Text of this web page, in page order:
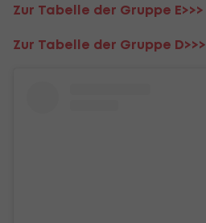
Zur Tabelle der Gruppe E>>>
Zur Tabelle der Gruppe D>>>